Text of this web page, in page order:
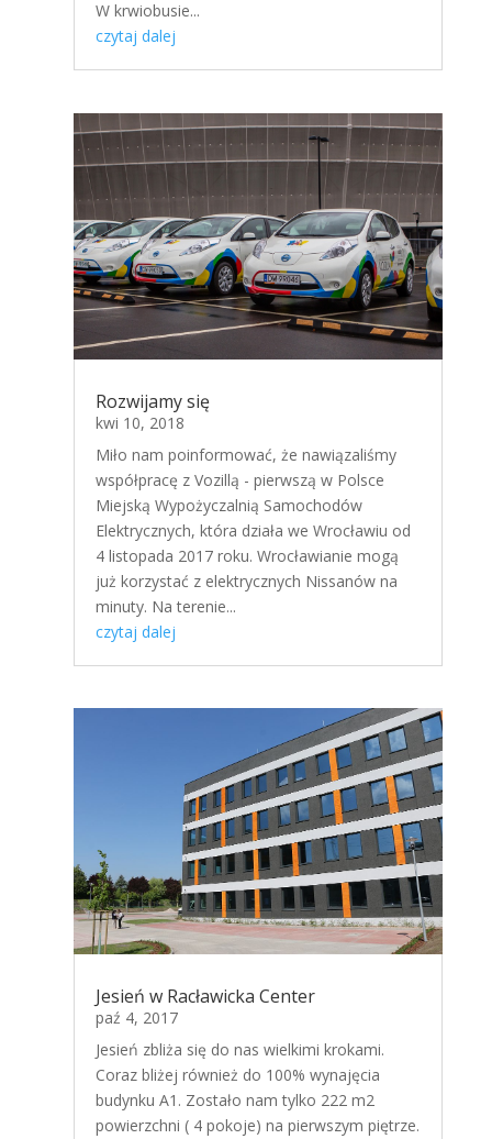
W krwiobusie...
czytaj dalej
Rozwijamy się
kwi 10, 2018
Miło nam poinformować, że nawiązaliśmy
współpracę z Vozillą - pierwszą w Polsce
Miejską Wypożyczalnią Samochodów
Elektrycznych, która działa we Wrocławiu od
4 listopada 2017 roku. Wrocławianie mogą
już korzystać z elektrycznych Nissanów na
minuty. Na terenie...
czytaj dalej
Jesień w Racławicka Center
paź 4, 2017
Jesień zbliża się do nas wielkimi krokami.
Coraz bliżej również do 100% wynajęcia
budynku A1. Zostało nam tylko 222 m2
powierzchni ( 4 pokoje) na pierwszym piętrze.